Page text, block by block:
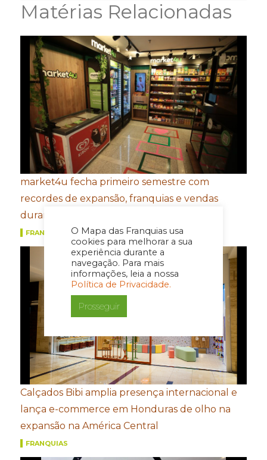
O Mapa das Franquias usa
cookies para melhorar a sua
experiência durante a
navegação. Para mais
informações, leia a nossa
Política de Privacidade.
Prosseguir
Matérias Relacionadas
market4u fecha primeiro semestre com
recordes de expansão, franquias e vendas
durante a Copa do Mundo
FRANQUIAS
Calçados Bibi amplia presença internacional e
lança e-commerce em Honduras de olho na
expansão na América Central
FRANQUIAS